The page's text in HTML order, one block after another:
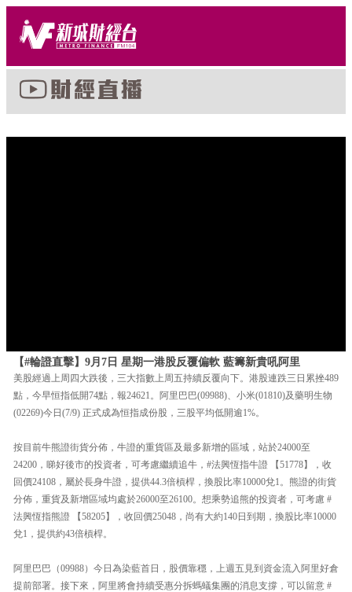
【#輪證直擊】9月7日 星期一港股反覆偏軟 藍籌新貴吼阿里
美股經過上周四大跌後，三大指數上周五持續反覆向下。港股連跌三日累挫489
點，今早恒指低開74點，報24621。阿里巴巴(09988)、小米(01810)及藥明生物
(02269)今日(7/9) 正式成為恒指成份股，三股平均低開逾1%。
按目前牛熊證街貨分佈，牛證的重貨區及最多新增的區域，站於24000至
24200，睇好後市的投資者，可考慮繼續追牛，#法興恆指牛證 【51778】，收
回價24108，屬於長身牛證，提供44.3倍槓桿，換股比率10000兌1。熊證的街貨
分佈，重貨及新增區域均處於26000至26100。想乘勢追熊的投資者，可考慮 #
法興恆指熊證 【58205】，收回價25048，尚有大約140日到期，換股比率10000
兌1，提供約43倍槓桿。
阿里巴巴（09988）今日為染藍首日，股價靠穩，上週五見到資金流入阿里好倉
提前部署。接下來，阿里將會持續受惠分拆螞蟻集團的消息支撐，可以留意 #